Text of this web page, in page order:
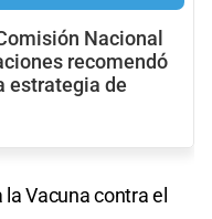
Nacional
recomendó
estrategia de
la Vacuna contra el